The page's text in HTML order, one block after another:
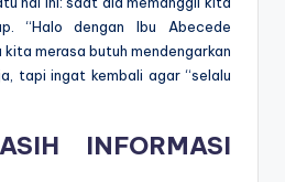
“Halo dengan Ibu Abecede
kita merasa butuh mendengarkan
tapi ingat kembali agar “selalu
INFORMASI